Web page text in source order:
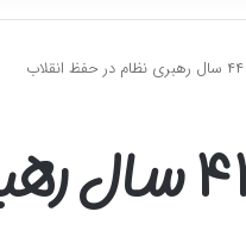
نقش ۴۴